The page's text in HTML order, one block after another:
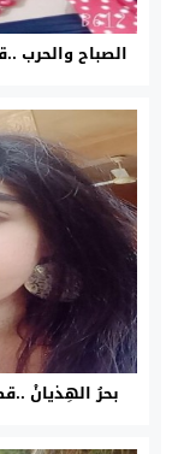
الصباح والحرب
بحرُ الهِذيانْ